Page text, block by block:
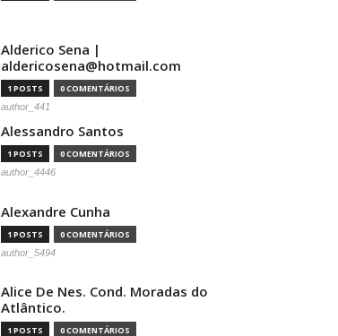
Alderico Sena |
aldericosena@hotmail.com
1 POSTS 0 COMENTÁRIOS
author_441
Alessandro Santos
1 POSTS 0 COMENTÁRIOS
author_4446
Alexandre Cunha
1 POSTS 0 COMENTÁRIOS
author_5494
Alice De Nes. Cond. Moradas do
Atlântico.
1 POSTS 0 COMENTÁRIOS